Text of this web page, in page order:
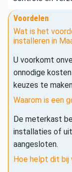
Voordelen
Wat is het
installeren in
U voorkomt
onnodige
keuzes te
Waarom is een
De meterkast
installaties of
aangesloten.
Hoe helpt dit bij